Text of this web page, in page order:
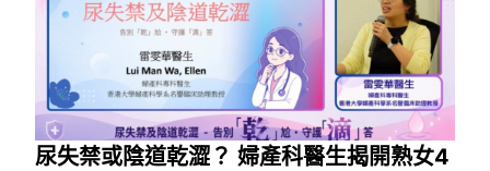
尿失禁或陰道乾澀？ 婦產科醫生揭開熟女4